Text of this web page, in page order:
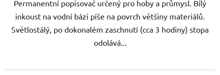
Permanentní popisovač určený pro hoby a průmysl. Bílý
inkoust na vodní bázi píše na povrch většiny materiálů.
Světlostálý, po dokonalém zaschnutí (cca 3 hodiny) stopa
odolává...